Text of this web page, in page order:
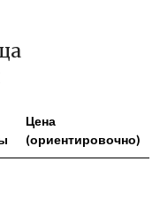
Цена
(ориентировочно)